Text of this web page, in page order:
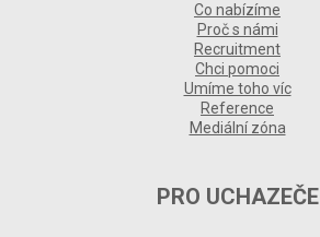
Co nabízíme
Proč s námi
Recruitment
Chci pomoci
Umíme toho víc
Reference
Mediální zóna
PRO UCHAZEČE